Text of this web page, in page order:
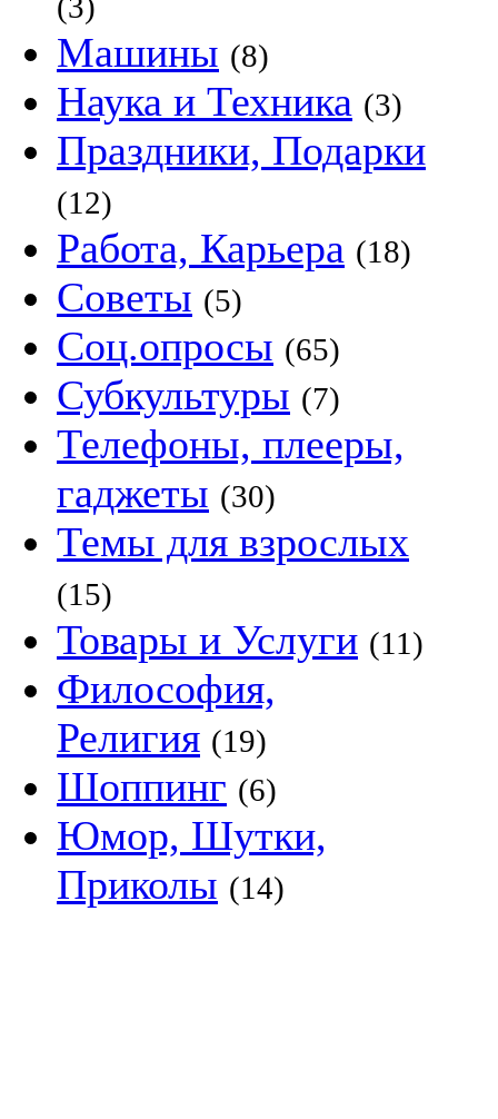
Машины (8)
Наука и Техника (3)
Праздники, Подарки
(12)
Работа, Карьера (18)
Советы (5)
Соц.опросы (65)
Субкультуры (7)
Телефоны, плееры,
гаджеты (30)
Темы для взрослых
(15)
Товары и Услуги (11)
Философия,
Религия (19)
Шоппинг (6)
Юмор, Шутки,
Приколы (14)